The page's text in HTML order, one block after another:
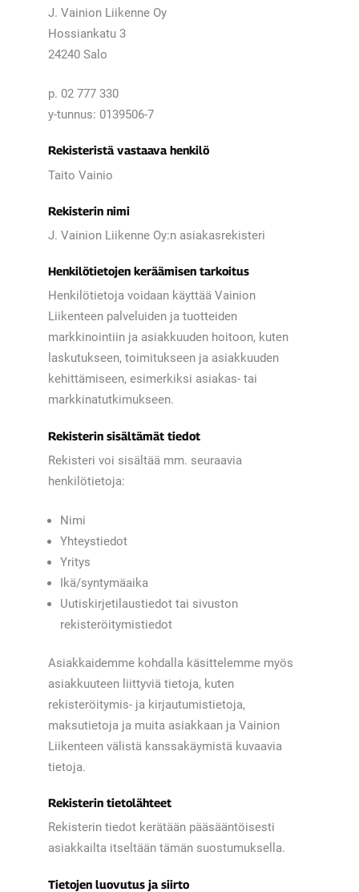
J. Vainion Liikenne Oy
Hossiankatu 3
24240 Salo
p. 02 777 330
y-tunnus: 0139506-7
Rekisteristä vastaava henkilö
Taito Vainio
Rekisterin nimi
J. Vainion Liikenne Oy:n asiakasrekisteri
Henkilötietojen keräämisen tarkoitus
Henkilötietoja voidaan käyttää Vainion
Liikenteen palveluiden ja tuotteiden
markkinointiin ja asiakkuuden hoitoon, kuten
laskutukseen, toimitukseen ja asiakkuuden
kehittämiseen, esimerkiksi asiakas- tai
markkinatutkimukseen.
Rekisterin sisältämät tiedot
Rekisteri voi sisältää mm. seuraavia
henkilötietoja:
Nimi
Yhteystiedot
Yritys
Ikä/syntymäaika
Uutiskirjetilaustiedot tai sivuston
rekisteröitymistiedot
Asiakkaidemme kohdalla käsittelemme myös
asiakkuuteen liittyviä tietoja, kuten
rekisteröitymis- ja kirjautumistietoja,
maksutietoja ja muita asiakkaan ja Vainion
Liikenteen välistä kanssakäymistä kuvaavia
tietoja.
Rekisterin tietolähteet
Rekisterin tiedot kerätään pääsääntöisesti
asiakkailta itseltään tämän suostumuksella.
Tietojen luovutus ja siirto